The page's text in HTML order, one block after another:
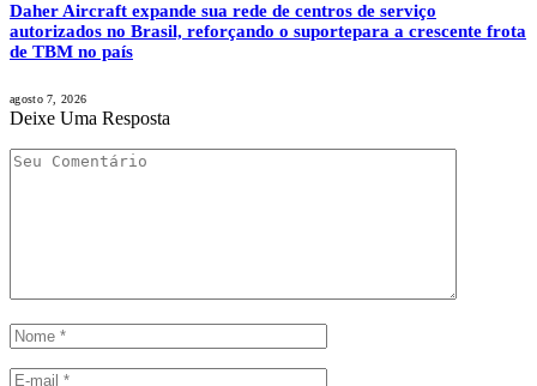
Daher Aircraft expande sua rede de centros de serviço
autorizados no Brasil, reforçando o suportepara a crescente frota
de TBM no país
agosto 7, 2026
Deixe Uma Resposta